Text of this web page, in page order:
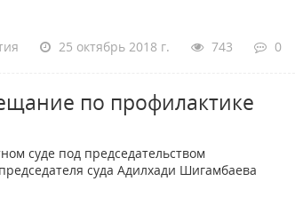
25 октябрь 2018 г. 743 0
по профилактике
суде под председательством
суда Адилхади Шигамбаева